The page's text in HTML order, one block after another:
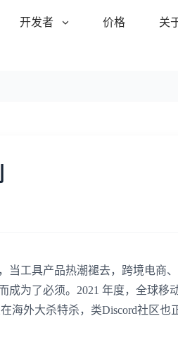
开发者 价格 关
当工具产品热潮褪去，跨境电商
成为了必须。2021 年度，全球移
海外大杀特杀，类Discord社区也